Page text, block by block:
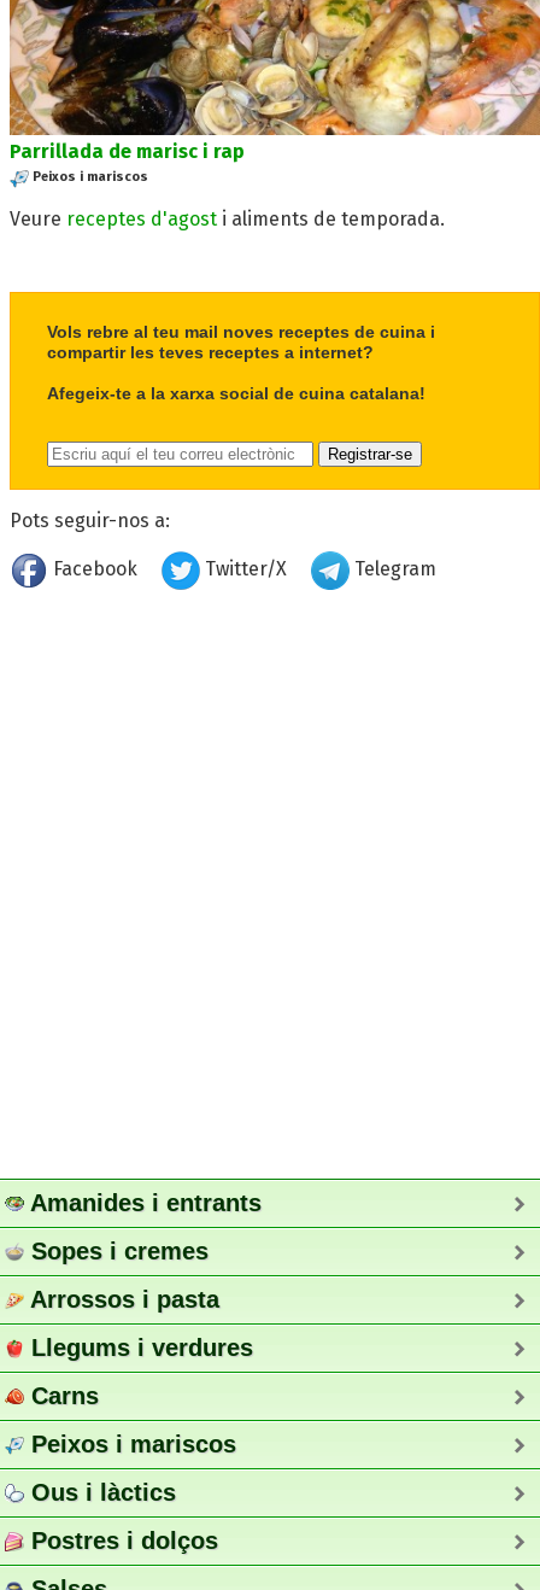
Parrillada de marisc i rap
Peixos i mariscos
Veure receptes d'agost i aliments de temporada.
Vols rebre al teu mail noves receptes de cuina i
compartir les teves receptes a internet?
Afegeix-te a la xarxa social de cuina catalana!
Pots seguir-nos a:
Facebook Twitter/X Telegram
Amanides i entrants
Sopes i cremes
Arrossos i pasta
Llegums i verdures
Carns
Peixos i mariscos
Ous i làctics
Postres i dolços